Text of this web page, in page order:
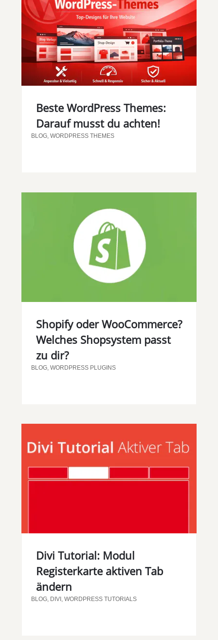
Beste WordPress Themes:
Darauf musst du achten!
BLOG, WORDPRESS THEMES
Shopify oder WooCommerce?
Welches Shopsystem passt
zu dir?
BLOG, WORDPRESS PLUGINS
Divi Tutorial: Modul
Registerkarte aktiven Tab
ändern
BLOG, DIVI , WORDPRESS TUTORIALS